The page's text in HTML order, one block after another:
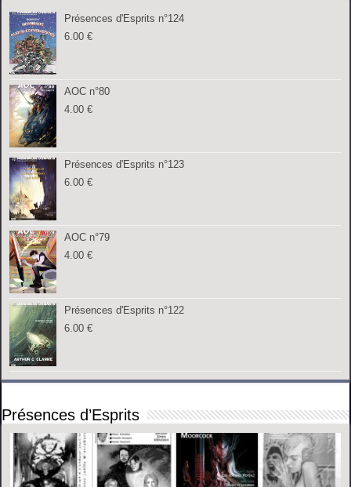
Présences d'Esprits n°124
6.00€
AOC n°80
4.00€
Présences d'Esprits n°123
6.00€
AOC n°79
4.00€
Présences d'Esprits n°122
6.00€
Présences d’Esprits